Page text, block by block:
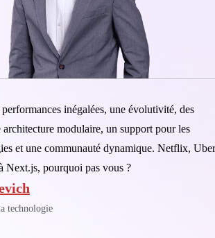
inégalées, une évolutivité, des
architecture modulaire, un support pour les
et une communauté dynamique. Netflix,
Next.js, pourquoi pas vous ?
technologie